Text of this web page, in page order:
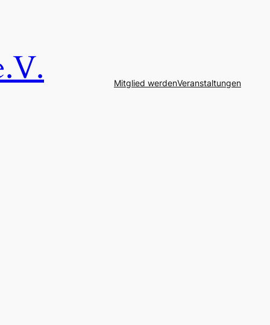
Mitglied werdenVeranstaltungen